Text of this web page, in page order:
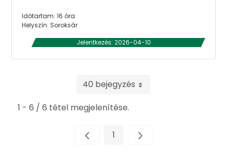
Időtartam: 16 óra
Helyszín: Soroksár
Jelentkezés: 2026-04-10
40 bejegyzés
1 - 6 / 6 tétel megjelenítése.
Oldal
1